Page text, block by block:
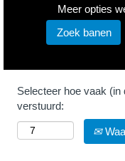
Meer opties
Selecteer hoe vaak
verstuurd: